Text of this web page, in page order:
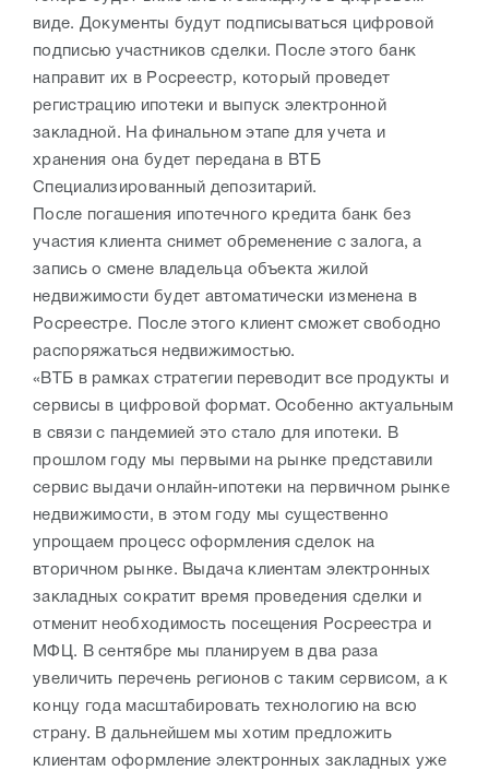
виде. Документы будут подписываться цифровой
подписью участников сделки. После этого банк
направит их в Росреестр, который проведет
регистрацию ипотеки и выпуск электронной
закладной. На финальном этапе для учета и
хранения она будет передана в ВТБ
Специализированный депозитарий.
После погашения ипотечного кредита банк без
участия клиента снимет обременение с залога, а
запись о смене владельца объекта жилой
недвижимости будет автоматически изменена в
Росреестре. После этого клиент сможет свободно
распоряжаться недвижимостью.
«ВТБ в рамках стратегии переводит все продукты и
сервисы в цифровой формат. Особенно актуальным
в связи с пандемией это стало для ипотеки. В
прошлом году мы первыми на рынке представили
сервис выдачи онлайн-ипотеки на первичном рынке
недвижимости, в этом году мы существенно
упрощаем процесс оформления сделок на
вторичном рынке. Выдача клиентам электронных
закладных сократит время проведения сделки и
отменит необходимость посещения Росреестра и
МФЦ. В сентябре мы планируем в два раза
увеличить перечень регионов с таким сервисом, а к
концу года масштабировать технологию на всю
страну. В дальнейшем мы хотим предложить
клиентам оформление электронных закладных уже